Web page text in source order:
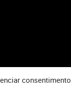
consentimento